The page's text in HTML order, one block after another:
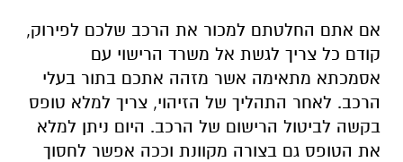
אם אתם החלטתם למכור את הרכב שלכם לפירוק,
קודם כל צריך לגשת אל משרד הרישוי עם
אסמכתא מתאימה אשר מזהה אתכם בתור בעלי
הרכב. לאחר התהליך של הזיהוי, צריך למלא טופס
בקשה לביטול הרישום של הרכב. היום ניתן למלא
את הטופס גם בצורה מקוונת וככה אפשר לחסוך